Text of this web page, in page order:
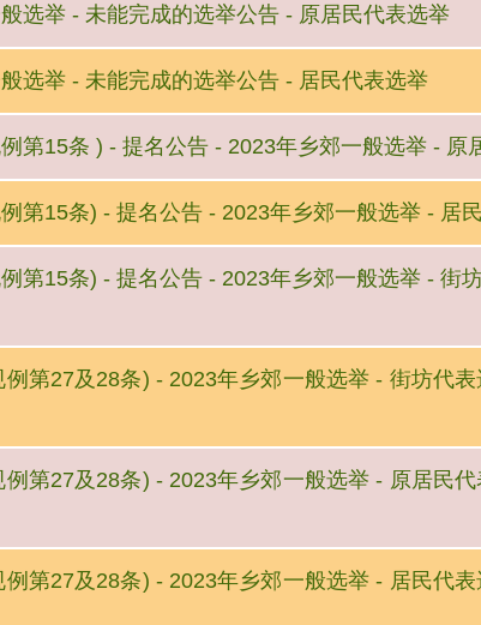
选举 - 未能完成的选举公告 - 原居民代表选举
选举 - 未能完成的选举公告 - 居民代表选举
第15条 ) - 提名公告 - 2023年乡郊一般选举 - 原
第15条) - 提名公告 - 2023年乡郊一般选举 - 居
第15条) - 提名公告 - 2023年乡郊一般选举 - 街
第27及28条) - 2023年乡郊一般选举 - 街坊代
第27及28条) - 2023年乡郊一般选举 - 原居民
第27及28条) - 2023年乡郊一般选举 - 居民代